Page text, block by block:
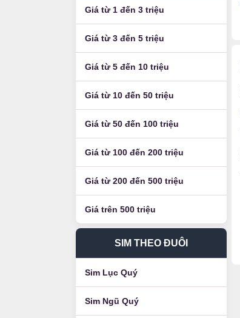
Giá từ 1 đến 3 triệu
Giá từ 3 đến 5 triệu
Giá từ 5 đến 10 triệu
Giá từ 10 đến 50 triệu
Giá từ 50 đến 100 triệu
Giá từ 100 đến 200 triệu
Giá từ 200 đến 500 triệu
Giá trên 500 triệu
SIM THEO ĐUÔI
Sim Lục Quý
Sim Ngũ Quý